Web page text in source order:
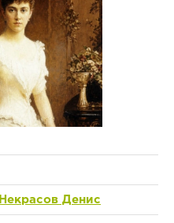
Некрасов Денис